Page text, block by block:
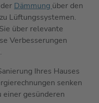
Dämmung über den
Lüftungssystemen.
über relevante
Verbesserungen
Ihres Hauses
senken
einer gesünderen